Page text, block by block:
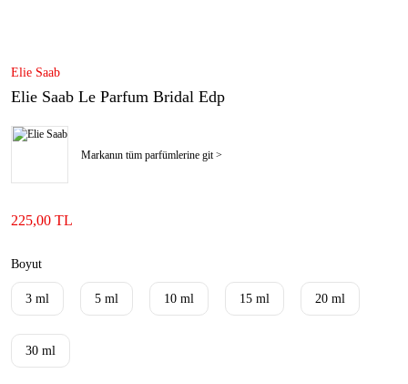
Elie Saab
Elie Saab Le Parfum Bridal Edp
Markanın tüm parfümlerine git >
225,00 TL
Boyut
3 ml 5 ml 10 ml 15 ml 20 ml
30 ml